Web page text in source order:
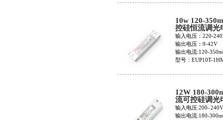
10w 120-
控硅恒流调光
EUP10T-
输入电压：220-
输出电压：9-42V
输出电流:120-
型号：EUP10T-
12W 180-
流可控硅调光
EUP12T-
输入电压
输出电流:180-